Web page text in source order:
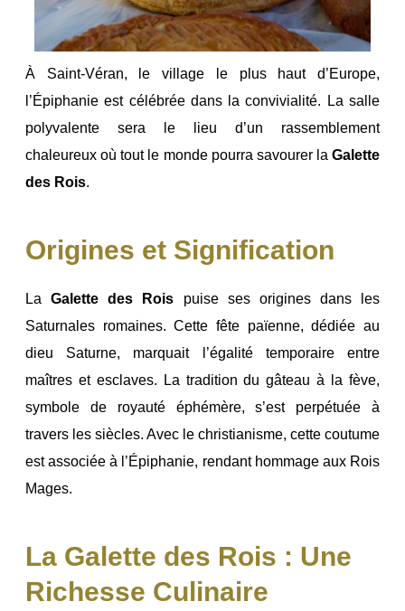
À Saint-Véran, le village le plus haut d’Europe,
l’Épiphanie est célébrée dans la convivialité. La salle
polyvalente sera le lieu d’un rassemblement
chaleureux où tout le monde pourra savourer laGalette
des Rois.
Origines et Signification
LaGalette des Rois puise ses origines dans les
Saturnales romaines. Cette fête païenne, dédiée au
dieu Saturne, marquait l’égalité temporaire entre
maîtres et esclaves. La tradition du gâteau à la fève,
symbole de royauté éphémère, s’est perpétuée à
travers les siècles. Avec le christianisme, cette coutume
est associée à l’Épiphanie, rendant hommage aux Rois
Mages.
La Galette des Rois : Une
Richesse Culinaire